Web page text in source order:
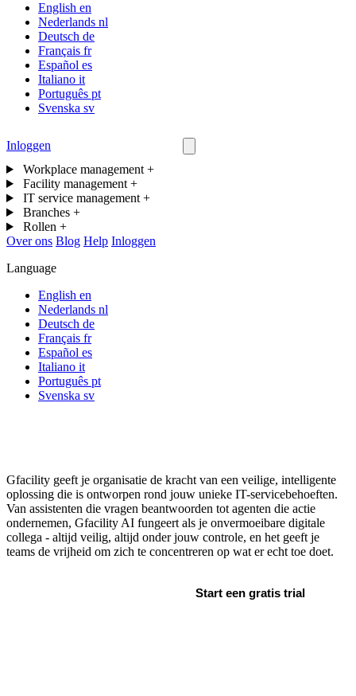
English en
Nederlands nl
Deutsch de
Français fr
Español es
Italiano it
Português pt
Svenska sv
Inloggen
Workplace management +
Facility management +
IT service management +
Branches +
Rollen +
Over ons Blog Help Inloggen
Language
English en
Nederlands nl
Deutsch de
Français fr
Español es
Italiano it
Português pt
Svenska sv
Gfacility geeft je organisatie de kracht van een veilige, intelligente
oplossing die is ontworpen rond jouw unieke IT-servicebehoeften.
Van assistenten die vragen beantwoorden tot agenten die actie
ondernemen, Gfacility AI fungeert als je onvermoeibare digitale
collega - altijd veilig, altijd onder jouw controle, en het geeft je
teams de vrijheid om zich te concentreren op wat er echt toe doet.
Start een gratis trial